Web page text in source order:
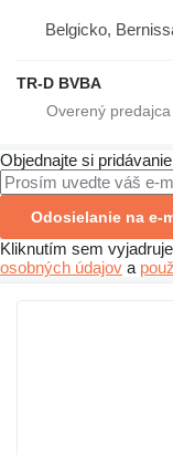
Belgicko,
TR-D BVBA
Objednajte si
Odosielanie na e-
Kliknutím sem
osobných údajov a